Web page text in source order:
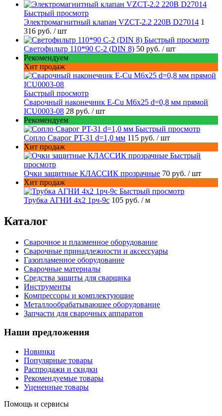
Быстрый просмотр
Электромагнитный клапан VZCT-2.2 220В D27014 1
316 руб. / шт
Быстрый просмотр
Светофильтр 110*90 С-2 (DIN 8) 50 руб. / шт
Рекомендуем
Хит продаж
Быстрый просмотр
Сварочный наконечник E-Cu M6x25 d=0,8 мм прямой
ICU0003-08 28 руб. / шт
Рекомендуем
Быстрый просмотр
Сопло Сварог PT-31 d=1,0 мм 115 руб. / шт
Хит продаж
Быстрый
просмотр
Очки защитные КЛАССИК прозрачные 70 руб. / шт
Хит продаж
Быстрый просмотр
Трубка АГНИ 4х2 1рч-9с 105 руб. / м
Каталог
Сварочное и плазменное оборудование
Сварочные принадлежности и аксессуары
Газопламенное оборудование
Сварочные материалы
Средства защиты для сварщика
Инструменты
Компрессоры и комплектующие
Металлообрабатывающее оборудование
Запчасти для сварочных аппаратов
Наши предложения
Новинки
Популярные товары
Распродажи и скидки
Рекомендуемые товары
Уцененные товары
Помощь и сервисы